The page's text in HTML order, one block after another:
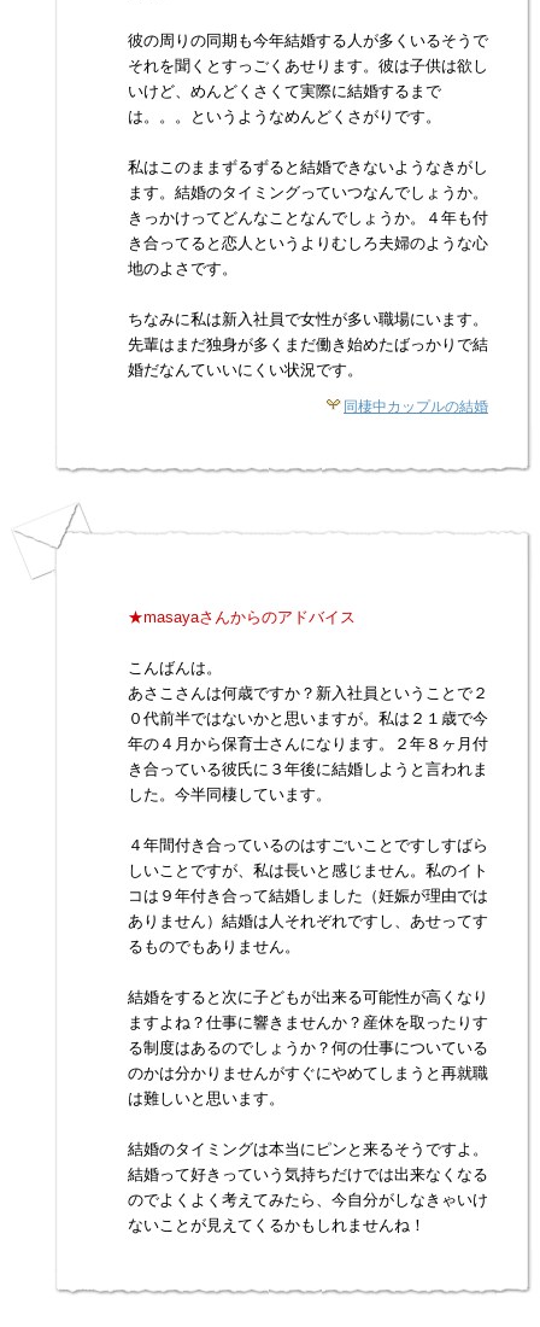
彼の周りの同期も今年結婚する人が多くいるそうで
それを聞くとすっごくあせります。彼は子供は欲し
いけど、めんどくさくて実際に結婚するまで
は。。。というようなめんどくさがりです。
私はこのままずるずると結婚できないようなきがし
ます。結婚のタイミングっていつなんでしょうか。
きっかけってどんなことなんでしょうか。４年も付
き合ってると恋人というよりむしろ夫婦のような心
地のよさです。
ちなみに私は新入社員で女性が多い職場にいます。
先輩はまだ独身が多くまだ働き始めたばっかりで結
婚だなんていいにくい状況です。
同棲中カップルの結婚
★masayaさんからのアドバイス
こんばんは。
あさこさんは何歳ですか？新入社員ということで２
０代前半ではないかと思いますが。私は２１歳で今
年の４月から保育士さんになります。２年８ヶ月付
き合っている彼氏に３年後に結婚しようと言われま
した。今半同棲しています。
４年間付き合っているのはすごいことですしすばら
しいことですが、私は長いと感じません。私のイト
コは９年付き合って結婚しました（妊娠が理由では
ありません）結婚は人それぞれですし、あせってす
るものでもありません。
結婚をすると次に子どもが出来る可能性が高くなり
ますよね？仕事に響きませんか？産休を取ったりす
る制度はあるのでしょうか？何の仕事についている
のかは分かりませんがすぐにやめてしまうと再就職
は難しいと思います。
結婚のタイミングは本当にピンと来るそうですよ。
結婚って好きっていう気持ちだけでは出来なくなる
のでよくよく考えてみたら、今自分がしなきゃいけ
ないことが見えてくるかもしれませんね！